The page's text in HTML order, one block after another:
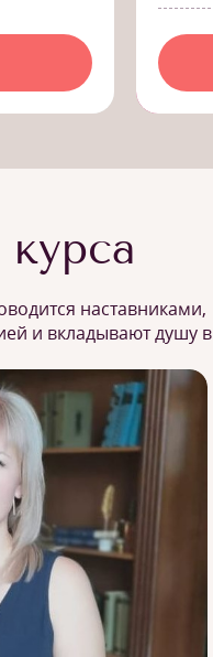
наставниками,
и вкладывают душу в